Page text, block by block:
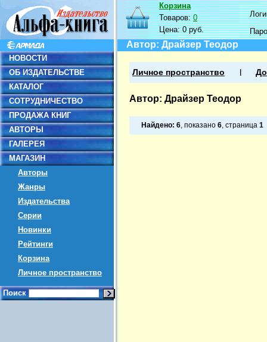
НОВОСТИ
ОБ ИЗДАТЕЛЬСТВЕ
КАТАЛОГ
СОТРУДНИЧЕСТВО
ПРОДАЖА КНИГ
АВТОРЫ
ГАЛЕРЕЯ
МАГАЗИН
Авторы
Жанры
Издательства
Серии
Новинки
Рейтинги
Корзина
Личное пространство
Поиск
Корзина
Товаров:0
Цена:0 руб.
Автор: Драйзер Теодор
Личное пространство
Автор: Драйзер Теодор
Найдено: 6, показано 6, страница 1